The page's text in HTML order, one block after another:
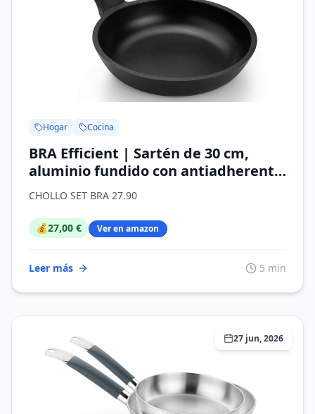
Hogar Cocina
BRA Efficient | Sartén de 30 cm,
aluminio fundido con antiadherente
Platinum Plus, apta para todo tipo
de PFOA
CHOLLO SET BRA 27.90
💰27,00 € Ver en amazon
Leer más 5 min
27 jun, 2026